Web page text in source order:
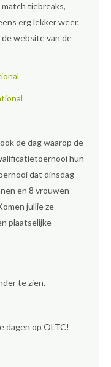
tiebreaks,
erg lekker weer.
website van de
de dag waarop de
hun
dat dinsdag
en 8 vrouwen
jullie ze
plaatselijke
te zien.
dagen op OLTC!